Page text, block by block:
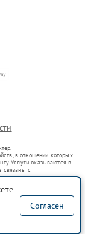
в отношении которых
Услуги оказываются в
связаны с
оборот в соответствии
услуг или введения
услугах по
определяемой
Согласен